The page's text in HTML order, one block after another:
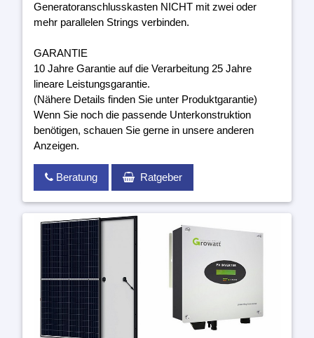
Generatoranschlusskasten NICHT mit zwei oder
mehr parallelen Strings verbinden.
GARANTIE
10 Jahre Garantie auf die Verarbeitung 25 Jahre
lineare Leistungsgarantie.
(Nähere Details finden Sie unter Produktgarantie)
Wenn Sie noch die passende Unterkonstruktion
benötigen, schauen Sie gerne in unsere anderen
Anzeigen.
Beratung Ratgeber